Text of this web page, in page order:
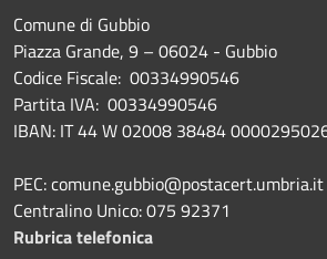
Comune di Gubbio
Piazza Grande, 9 – 06024 - Gubbio
Codice Fiscale: 00334990546
Partita IVA: 00334990546
IBAN: IT 44 W 02008 38484
PEC: comune.gubbio@postacert.umbria.it
Centralino Unico: 075 92371
Rubrica telefonica